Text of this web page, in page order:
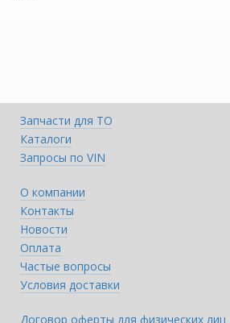
Запчасти для ТО
Каталоги
Запросы по VIN
О компании
Контакты
Новости
Оплата
Частые вопросы
Условия доставки
Договор оферты для физических лиц